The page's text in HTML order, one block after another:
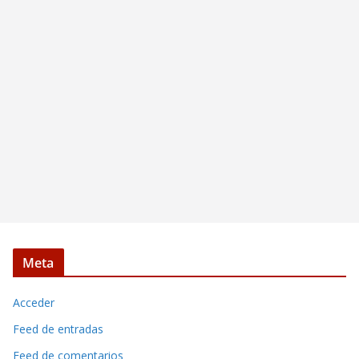
Meta
Acceder
Feed de entradas
Feed de comentarios